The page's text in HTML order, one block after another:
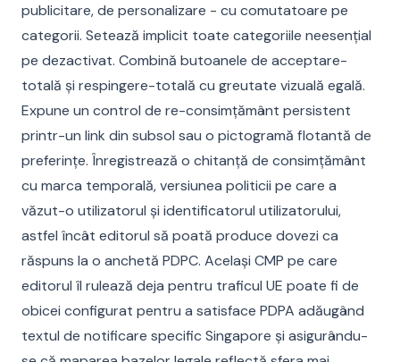
publicitare, de personalizare - cu comutatoare pe
categorii. Setează implicit toate categoriile neesențial
pe dezactivat. Combină butoanele de acceptare-
totală și respingere-totală cu greutate vizuală egală.
Expune un control de re-consimțământ persistent
printr-un link din subsol sau o pictogramă flotantă de
preferințe. Înregistrează o chitanță de consimțământ
cu marca temporală, versiunea politicii pe care a
văzut-o utilizatorul și identificatorul utilizatorului,
astfel încât editorul să poată produce dovezi ca
răspuns la o anchetă PDPC. Același CMP pe care
editorul îl rulează deja pentru traficul UE poate fi de
obicei configurat pentru a satisface PDPA adăugând
textul de notificare specific Singapore și asigurându-